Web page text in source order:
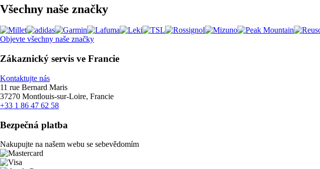
Všechny naše značky
Objevte všechny naše značky
Zákaznický servis ve Francie
Kontaktujte nás
11 rue Bernard Maris
37270 Montlouis-sur-Loire, Francie
+33 1 86 47 62 58
Bezpečná platba
Nakupujte na našem webu se sebevědomím